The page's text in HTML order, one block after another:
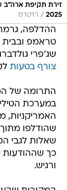
2025
/ רויטרס
ההדלפה,
טראמפ ובבית
שג'פרי
צורף בטעות
התרומה של
במערכת
האמריקניות,
שהודלפו
שאלות לגבי
כך שההודעות
ורגיש.